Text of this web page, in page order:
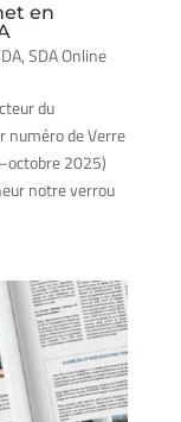
en
,SDA Online
du
numéro de Verre
2025)
notre verrou